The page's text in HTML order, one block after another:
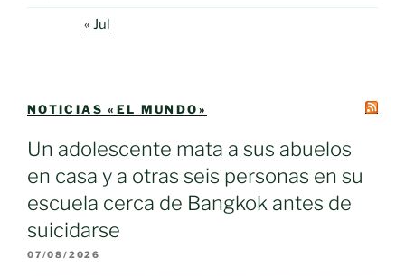
« Jul
NOTICIAS «EL MUNDO»
Un adolescente mata a sus abuelos
en casa y a otras seis personas en su
escuela cerca de Bangkok antes de
suicidarse
07/08/2026